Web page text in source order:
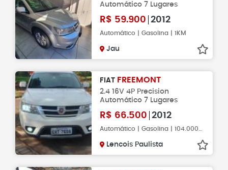
Automático 7 Lugares
R$ 59.900 2012
Automático | Gasolina | 1KM
Jau
FIAT FREEMONT
2.4 16V 4P Precision
Automático 7 Lugares
R$ 66.500 2012
Lencois Paulista